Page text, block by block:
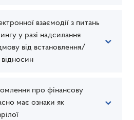
взаємодії з питань
у разі надсилання
від встановлення/
про фінансову
має ознаки як